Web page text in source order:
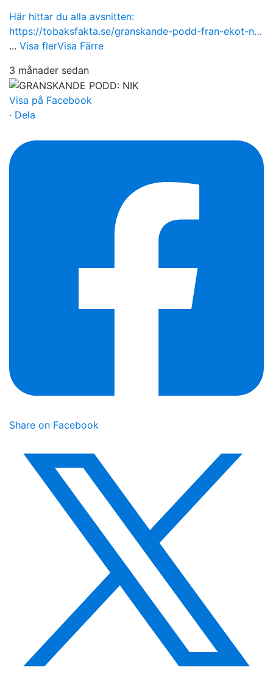
Här hittar du alla avsnitten:
https://tobaksfakta.se/granskande-podd-fran-ekot-n…
... Visa flerVisa Färre
3 månader sedan
Visa på Facebook
· Dela
Share on Facebook